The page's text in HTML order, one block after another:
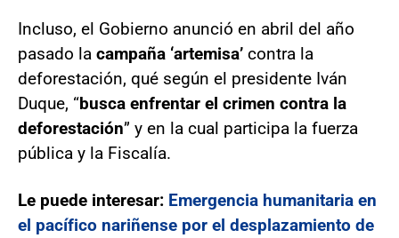
Incluso, el Gobierno anunció en abril del año
pasado la campaña ‘artemisa’ contra la
deforestación, qué según el presidente Iván
Duque, “busca enfrentar el crimen contra la
deforestación” y en la cual participa la fuerza
pública y la Fiscalía.
Le puede interesar: Emergencia humanitaria en
el pacífico nariñense por el desplazamiento de